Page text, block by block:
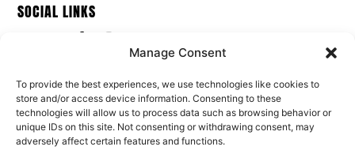
Manage Consent
To provide the best experiences, we use technologies like cookies to
store and/or access device information. Consenting to these
technologies will allow us to process data such as browsing behavior or
unique IDs on this site. Not consenting or withdrawing consent, may
adversely affect certain features and functions.
SOCIAL LINKS
PRESS MEDIA
Pond5 Photo & Video Media
Shutterstock Photo Media